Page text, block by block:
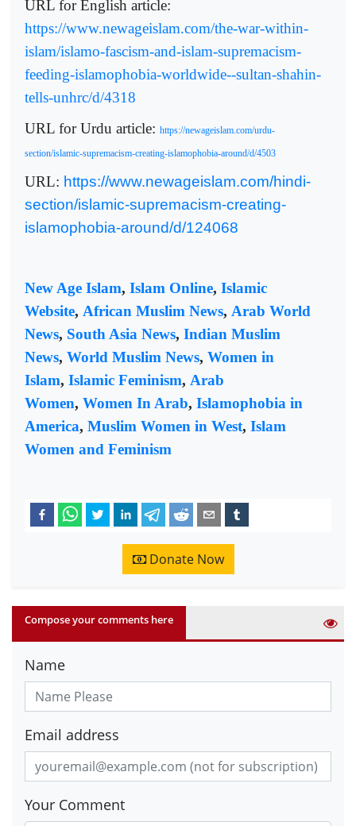
URL for English article:
https://www.newageislam.com/the-war-within-
islam/islamo-fascism-and-islam-supremacism-
feeding-islamophobia-worldwide--sultan-shahin-
tells-unhrc/d/4318
URL for Urdu article: https://newageislam.com/urdu-
section/islamic-supremacism-creating-islamophobia-around/d/4503
URL: https://www.newageislam.com/hindi-
section/islamic-supremacism-creating-
islamophobia-around/d/124068
New Age Islam, Islam Online, Islamic
Website, African Muslim News, Arab World
News, South Asia News, Indian Muslim
News, World Muslim News, Women in
Islam, Islamic Feminism, Arab
Women, Women In Arab, Islamophobia in
America, Muslim Women in West, Islam
Women and Feminism
Donate Now
Compose your comments here
Name
Email address
Your Comment